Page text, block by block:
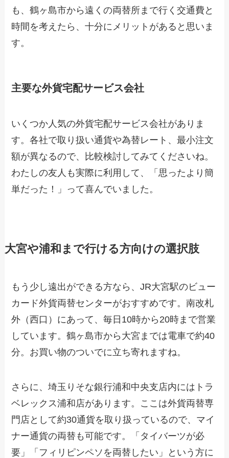
も、鶴ヶ島市から遠くの両替所まで行く交通費と
時間を考えたら、十分にメリットがあると思いま
す。
主要な外貨宅配サービス会社
いくつか人気の外貨宅配サービス会社がありま
す。各社で取り扱い通貨や為替レート、最小注文
額が異なるので、比較検討してみてくださいね。
わたしの友人も実際に利用して、「思ったより簡
単だった！」って喜んでいました。
大宮や浦和まで行ける方向けの選択肢
もう少し遠出ができる方なら、JR大宮駅のビュー
カード外貨両替センターがおすすめです。南改札
外（西口）にあって、毎日10時から20時まで営業
しています。鶴ヶ島市から大宮までは電車で約40
分。お買い物のついでに立ち寄れますね。
さらに、埼玉りそな銀行浦和中央支店内にはトラ
ベレックス浦和店があります。ここは外貨両替専
門店として約30通貨を取り扱っているので、マイ
ナー通貨の両替も可能です。「タイバーツが必
要」「フィリピンペソを両替したい」という方に